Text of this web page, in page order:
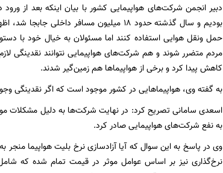
دبیر انجمن شرکت‌های هواپیمایی کشور با بیان اینکه بعد از
بودیم و سال گذشته حدود ۱۸ میلیون مسافر
حمل ونقل هوایی استفاده کنند اما مسئولان به خیال خود با
مردم متضرر شوند و هم شرکت‌های هواپیمایی نتوانند نقدینگی
کاهش پیدا کرد و برخی از هواپیماها هم زمین‌گیر شدند.
به گفته وی، هواپیماهایی در کشور موجود است که اگر نقدینگی
اسعدی سامانی تصریح کرد: در نهایت شرکت‌ها به دلیل مشکلات
به نفع شرکت‌های هواپیمایی صادر کرد.
وی در پاسخ به این سوال که آیا آزادسازی نرخ بلیت هواپیما
نرخ‌گذاری نیز بر اساس عوامل موثر در قیمت تمام شده که